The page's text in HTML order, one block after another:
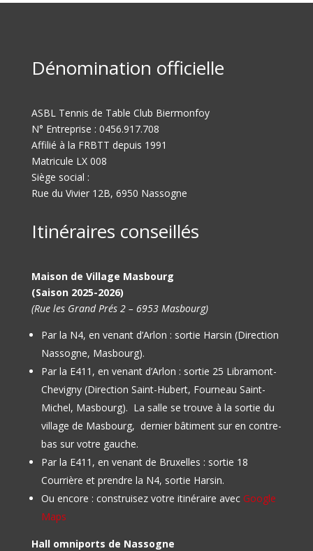
Dénomination officielle
ASBL Tennis de Table Club Biermonfoy
N° Entreprise : 0456.917.708
Affilié à la FRBTT depuis 1991
Matricule LX 008
Siège social :
Rue du Vivier 12B, 6950 Nassogne
Itinéraires conseillés
Maison de Village Masbourg
(Saison 2025-2026)
(Rue les Grand Prés 2 – 6953 Masbourg)
Par la N4, en venant d’Arlon : sortie Harsin (Direction
Nassogne, Masbourg).
Par la E411, en venant d’Arlon : sortie 25 Libramont-
Chevigny (Direction Saint-Hubert, Fourneau Saint-
Michel, Masbourg). La salle se trouve à la sortie du
village de Masbourg, dernier bâtiment sur en contre-
bas sur votre gauche.
Par la E411, en venant de Bruxelles : sortie 18
Courrière et prendre la N4, sortie Harsin.
Ou encore : construisez votre itinéraire avec Google
Maps
Hall omniports de Nassogne